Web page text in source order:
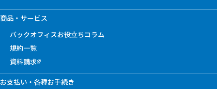
商品・サービス
バックオフィスお役立ちコラム
規約一覧
資料請求
お支払い・各種お手続き